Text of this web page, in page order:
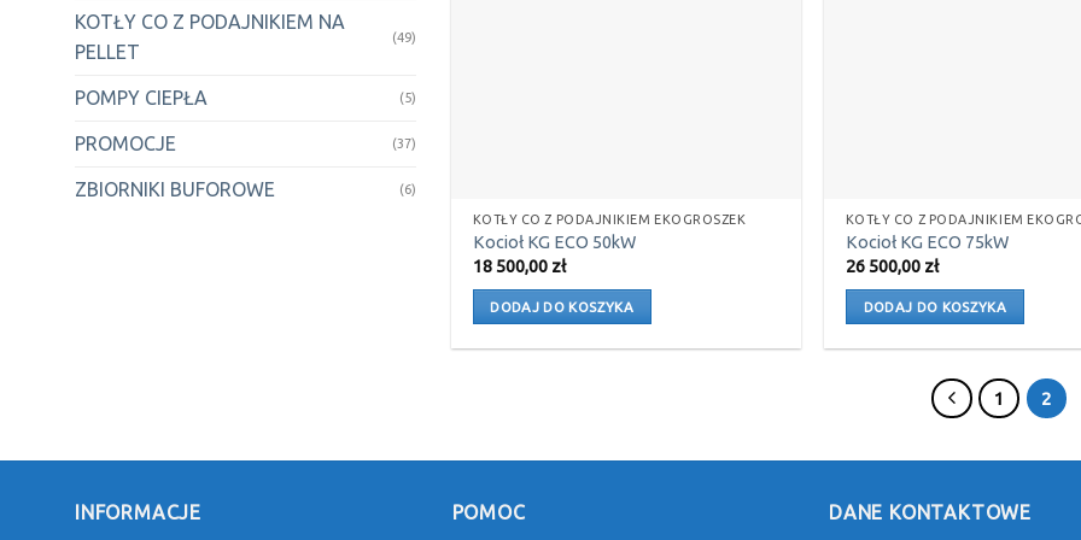
KOTŁY CO Z PODAJNIKIEM NA
PELLET
(49)
POMPY CIEPŁA (5)
PROMOCJE (37)
ZBIORNIKI BUFOROWE (6)
KOTŁY CO Z PODAJNIKIEM EKOGROSZEK
Kocioł KG ECO 50kW
18 500,00 zł
DODAJ DO KOSZYKA
KOTŁY CO Z PODAJNIKIEM
Kocioł KG ECO 75kW
26 500,00 zł
DODAJ DO KOSZYKA
1 2
INFORMACJE POMOC DANE KONTAKTOWE